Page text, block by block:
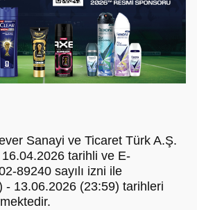
Sanayi ve Ticaret Türk A.Ş.
16.04.2026 tarihli ve E-
89240 sayılı izni ile
- 13.06.2026 (23:59) tarihleri